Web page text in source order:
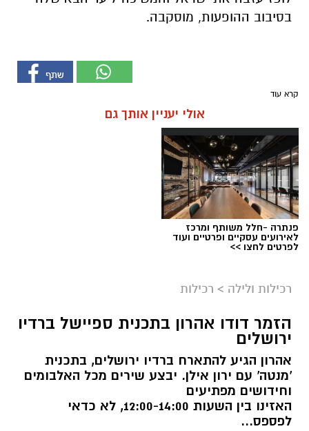
בסיבוב ההופעות, מוסקבה.
קרא עוד
אולי יעניין אותך גם
פנתרה -חלל משותף ומרכז
לאירועים עסקיים ופרטיים ועוד
לפרטים לחצו >>
רכילות ולילה > רכילות
הזמר דודו אהרון בתכנית ספיישל ברדיו
ירושלים
אהרון הגיע להתארח ברדיו ירושלים, בתכנית
'מנטה' עם ירון אילן. יבצע שירים מכל האלבומים
וחידושים מפתיעים
האזינו בין השעות 12:00-14:00, לא כדאי
לפספס...